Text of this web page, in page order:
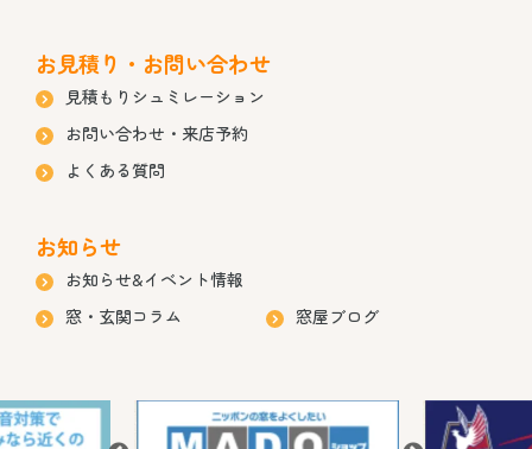
お見積り・お問い合わせ
見積もりシュミレーション
お問い合わせ・来店予約
よくある質問
お知らせ
お知らせ&イベント情報
窓・玄関コラム
窓屋ブログ